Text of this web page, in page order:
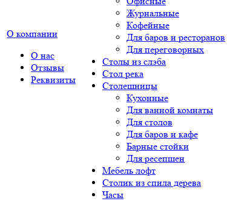
О компании
О нас
Отзывы
Реквизиты
Журнальные
Кофейные
Для баров и ресторанов
Для переговорных
Столы из слэба
Стол река
Столешницы
Кухонные
Для ванной комнаты
Для столов
Для баров и кафе
Барные стойки
Для ресепшен
Мебель лофт
Столик из спила дерева
Часы